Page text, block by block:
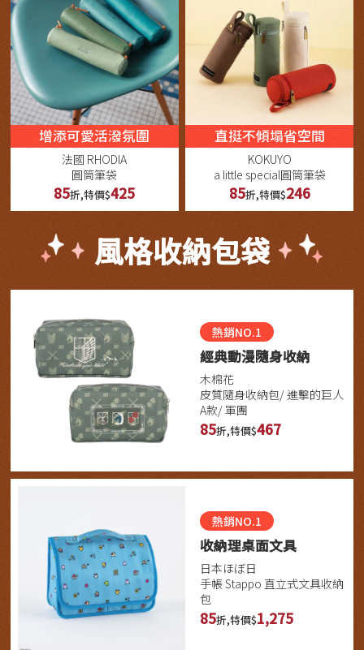
增添可愛活潑氛圍
法國 RHODIA
圓筒筆袋
85折,特價$425
直挺不傾塌省空間
KOKUYO
a little special圓筒筆袋
85折,特價$246
風格收納包袋
熱銷NO.1
經典動漫隨身收納
木棉花
皮質隨身收納包/ 進擊的巨人
A款/ 軍團
85折,特價$467
熱銷NO.1
收納理桌面文具
日本ほぼ日
手帳 Stappo 直立式文具收納
包
85折,特價$1,275